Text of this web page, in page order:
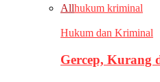
Allhukum kriminal
Hukum dan Kriminal
Gercep, Kurang